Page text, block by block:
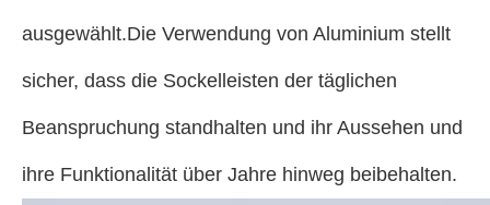
ausgewählt.Die Verwendung von Aluminium stellt
sicher, dass die Sockelleisten der täglichen
Beanspruchung standhalten und ihr Aussehen und
ihre Funktionalität über Jahre hinweg beibehalten.